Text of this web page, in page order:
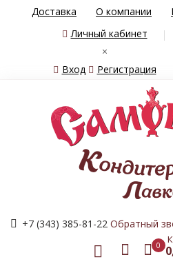
Доставка О компании
Личный кабинет
×
Вход
Регистрация
+7 (343) 385-81-22 Обратный
0